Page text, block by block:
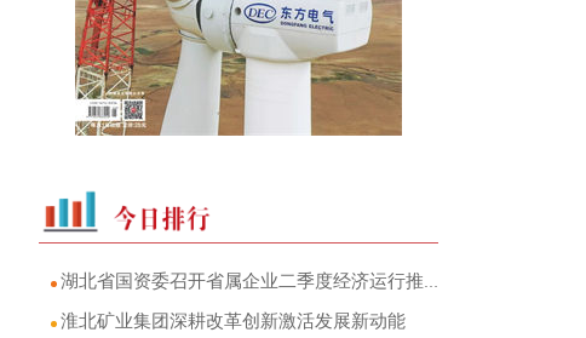
湖北省国资委召开省属企业二季度经济运行推进会
淮北矿业集团深耕改革创新激活发展新动能